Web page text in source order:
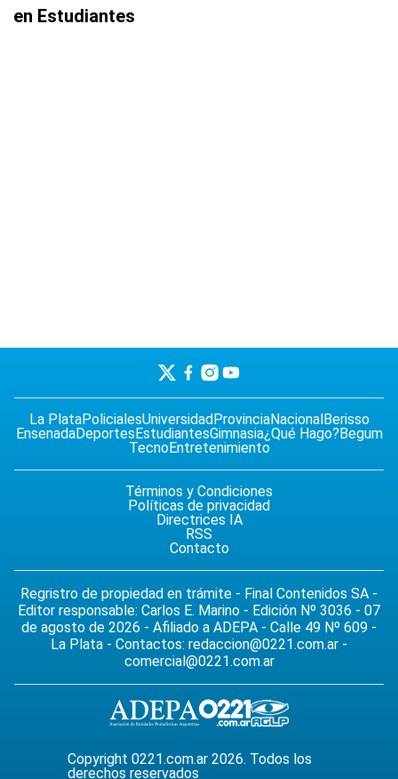
en Estudiantes
La PlataPolicialesUniversidadProvinciaNacionalBerisso
EnsenadaDeportesEstudiantesGimnasia¿Qué Hago?Begum
TecnoEntretenimiento
Términos y Condiciones
Políticas de privacidad
Directrices IA
RSS
Contacto
Regristro de propiedad en trámite - Final Contenidos SA -
Editor responsable: Carlos E. Marino - Edición Nº 3036 - 07
de agosto de 2026 - Afiliado a ADEPA - Calle 49 Nº 609 -
La Plata - Contactos: redaccion@0221.com.ar -
comercial@0221.com.ar
Copyright 0221.com.ar 2026. Todos los
derechos reservados